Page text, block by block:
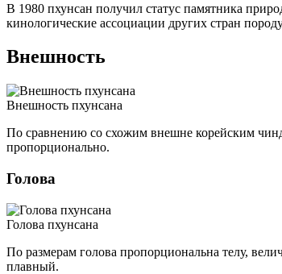
В 1980 пхунсан получил статус памятника
кинологические ассоциации других стран
Внешность
Внешность пхунсана
По сравнению со схожим внешне корейским
пропорционально.
Голова
Голова пхунсана
По размерам голова пропорциональна телу,
плавный.